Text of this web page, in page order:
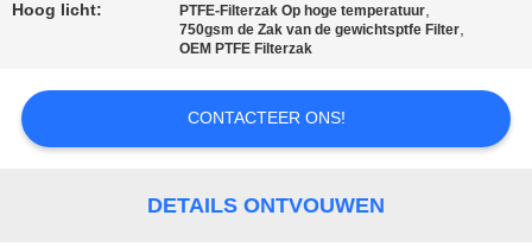
OM EEN
SITEMAP
PRIVACYBELEID
Hoog licht: PTFE-Filterzak Op hoge temperatuur,
750gsm de Zak van de gewichtsptfe Filter,
OEM PTFE Filterzak
CONTACTEER ONS!
DETAILS ONTVOUWEN